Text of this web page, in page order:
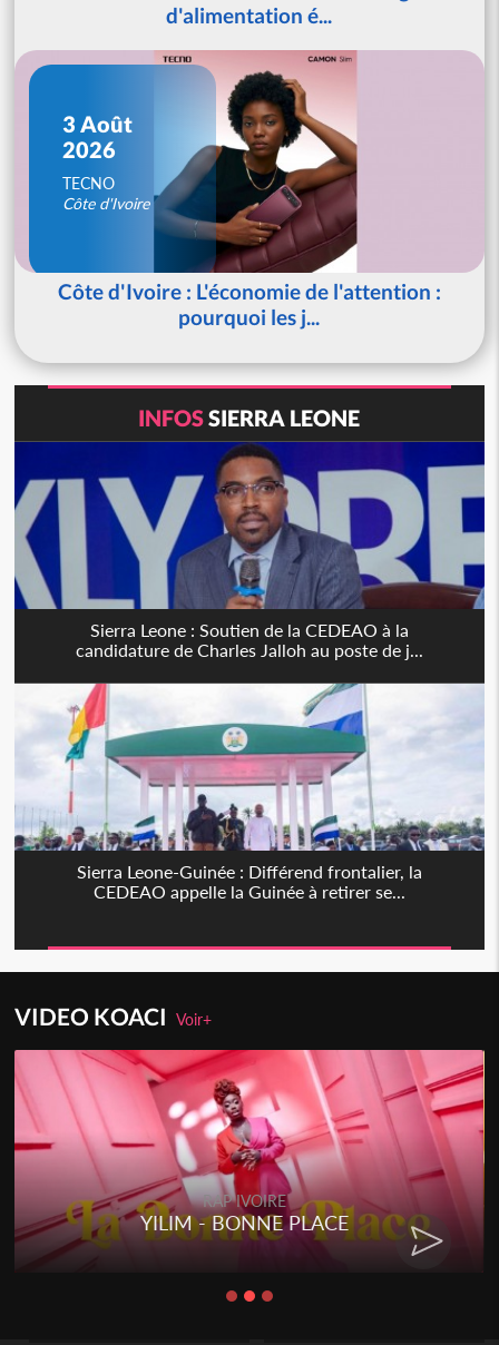
d'alimentation é...
3 Août
2026
TECNO
Côte d'Ivoire
Côte d'Ivoire : L'économie de l'attention :
pourquoi les j...
INFOSSIERRA LEONE
Sierra Leone : Soutien de la CEDEAO à la
candidature de Charles Jalloh au poste de j...
Sierra Leone-Guinée : Différend frontalier, la
CEDEAO appelle la Guinée à retirer se...
VIDEO KOACIVoir+
RAP IVOIRE
YILIM - BONNE PLACE